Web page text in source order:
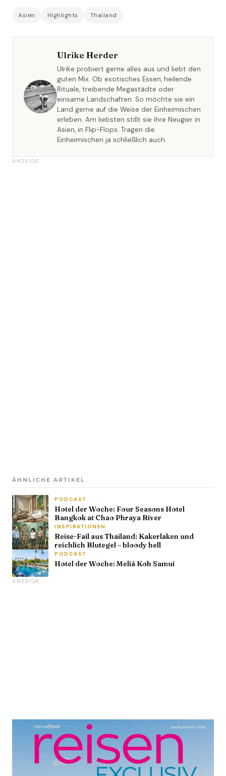
Asien Highlights Thailand
Ulrike Herder
Ulrike probiert gerne alles aus und liebt den
guten Mix. Ob exotisches Essen, heilende
Rituale, treibende Megastädte oder
einsame Landschaften. So möchte sie ein
Land gerne auf die Weise der Einheimischen
erleben. Am liebsten stillt sie ihre Neugier in
Asien, in Flip-Flops. Tragen die
Einheimischen ja schließlich auch.
ANZEIGE
ÄHNLICHE ARTIKEL
PODCAST
Hotel der Woche: Four Seasons Hotel
Bangkok at Chao Phraya River
INSPIRATIONEN
Reise-Fail aus Thailand: Kakerlaken und
reichlich Blutegel – bloody hell
PODCAST
Hotel der Woche: Meliá Koh Samui
ANZEIGE